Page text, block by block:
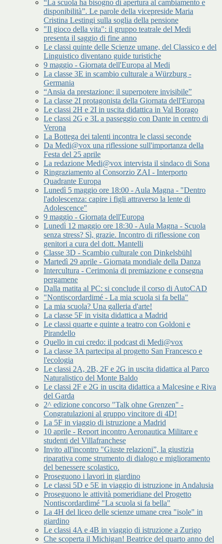
“La scuola ha bisogno di apertura al cambiamento e
disponibilità”. Le parole della vicepreside Maria
Cristina Lestingi sulla soglia della pensione
"Il gioco della vita": il gruppo teatrale del Medi
presenta il saggio di fine anno
Le classi quinte delle Scienze umane, del Classico e del
Linguistico diventano guide turistiche
9 maggio - Giornata dell'Europa al Medi
La classe 3E in scambio culturale a Würzburg -
Germania
“Ansia da prestazione: il superpotere invisibile”
La classe 2I protagonista della Giornata dell'Europa
Le classi 2H e 2I in uscita didattica in Val Borago
Le classi 2G e 3L a passeggio con Dante in centro di
Verona
La Bottega dei talenti incontra le classi seconde
Da Medi@vox una riflessione sull'importanza della
Festa del 25 aprile
La redazione Medi@vox intervista il sindaco di Sona
Ringraziamento al Consorzio ZAI - Interporto
Quadrante Europa
Lunedì 5 maggio ore 18:00 - Aula Magna - "Dentro
l'adolescenza: capire i figli attraverso la lente di
Adolescence"
9 maggio - Giornata dell'Europa
Lunedì 12 maggio ore 18:30 - Aula Magna - Scuola
senza stress? Sì, grazie. Incontro di riflessione con
genitori a cura del dott. Mantelli
Classe 3D - Scambio culturale con Dinkelsbühl
Martedì 29 aprile - Giornata mondiale della Danza
Intercultura - Cerimonia di premiazione e consegna
pergamene
Dalla matita al PC: si conclude il corso di AutoCAD
"Nontiscordardimé - La mia scuola si fa bella"
La mia scuola? Una galleria d'arte!
La classe 5F in visita didattica a Madrid
Le classi quarte e quinte a teatro con Goldoni e
Pirandello
Quello in cui credo: il podcast di Medi@vox
La classe 3A partecipa al progetto San Francesco e
l'ecologia
Le classi 2A, 2B, 2F e 2G in uscita didattica al Parco
Naturalistico del Monte Baldo
Le classi 2F e 2G in uscita didattica a Malcesine e Riva
del Garda
2^ edizione concorso "Talk ohne Grenzen" -
Congratulazioni al gruppo vincitore di 4D!
La 5F in viaggio di istruzione a Madrid
10 aprile - Report incontro Aeronautica Militare e
studenti del Villafranchese
Invito all'incontro "Giuste relazioni”, la giustizia
riparativa come strumento di dialogo e miglioramento
del benessere scolastico.
Proseguono i lavori in giardino
Le classi 5D e 5E in viaggio di istruzione in Andalusia
Proseguono le attività pomeridiane del Progetto
Nontiscordardimé "La scuola si fa bella"
La 4H del liceo delle scienze umane crea "isole" in
giardino
Le classi 4A e 4B in viaggio di istruzione a Zurigo
Che scoperta il Michigan! Beatrice del quarto anno del